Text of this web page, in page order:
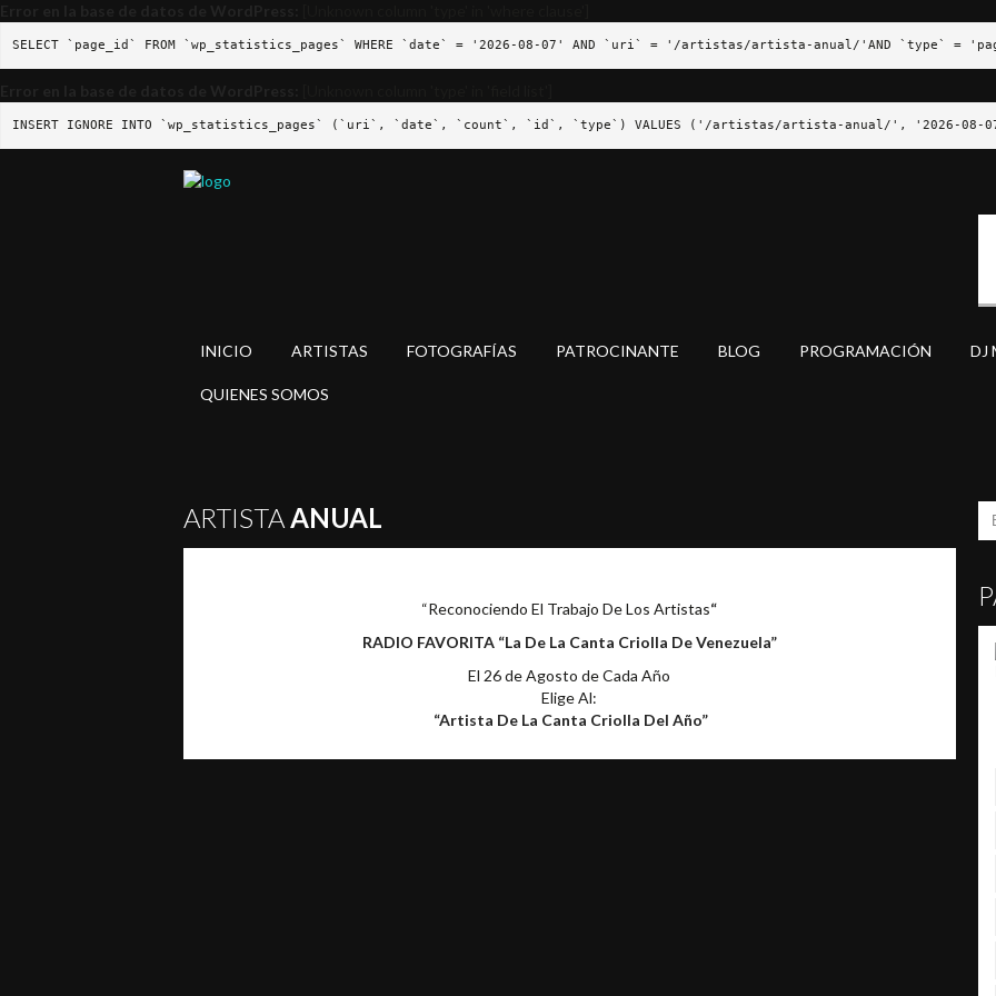
SELECT `page_id` FROM `wp_statistics_pages` WHERE `date` = '2026-08-07' AND `uri` = '/artistas/artista-anual/'AND `type` =
INSERT IGNORE INTO `wp_statistics_pages` (`uri`, `date`, `count`, `id`, `type`) VALUES ('/artistas/artista-anual/', '2026-
INICIO ARTISTAS FOTOGRAFÍAS PATROCINANTE BLOG PROGRAMACIÓN DJ
QUIENES SOMOS
ARTISTAANUAL
“Reconociendo El Trabajo De Los Artistas“
RADIO FAVORITA “La De La Canta Criolla De Venezuela”
El 26 de Agosto de Cada Año
Elige Al:
“Artista De La Canta Criolla Del Año”